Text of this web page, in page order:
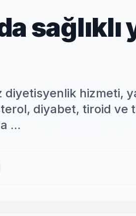
sağlıklı
hizmeti,
diyabet, tiroid ve
...